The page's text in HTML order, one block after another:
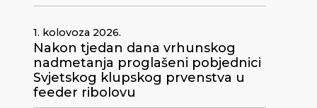
1. kolovoza 2026.
Nakon tjedan dana vrhunskog
nadmetanja proglašeni pobjednici
Svjetskog klupskog prvenstva u
feeder ribolovu